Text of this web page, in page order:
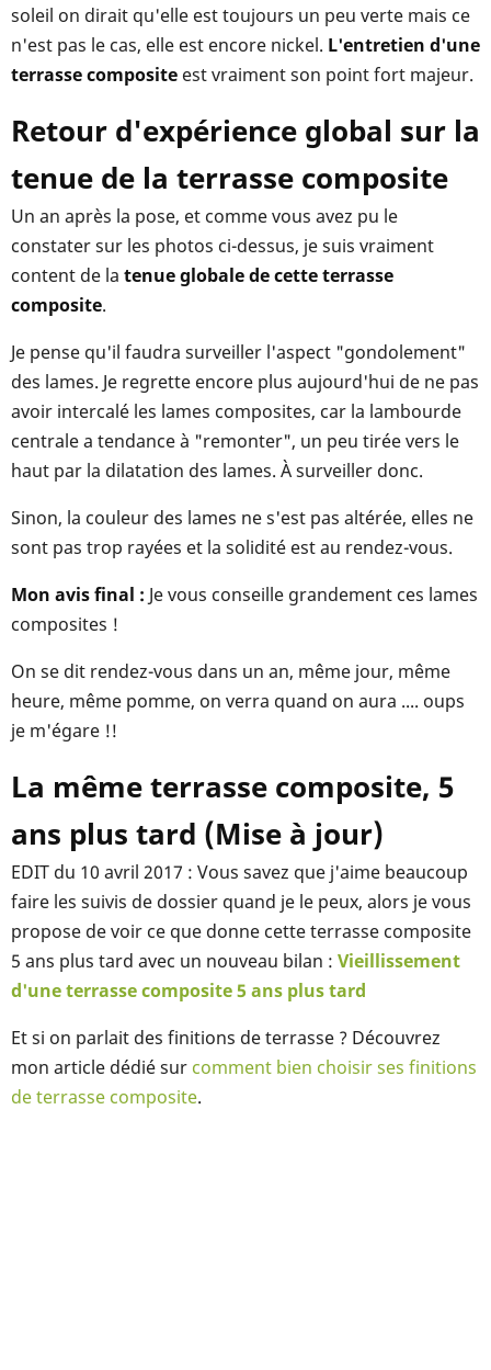
soleil on dirait qu'elle est toujours un peu verte mais ce
n'est pas le cas, elle est encore nickel. L'entretien d'une
terrasse composite est vraiment son point fort majeur.
Retour d'expérience global sur la
tenue de la terrasse composite
Un an après la pose, et comme vous avez pu le
constater sur les photos ci-dessus, je suis vraiment
content de la tenue globale de cette terrasse
composite.
Je pense qu'il faudra surveiller l'aspect "gondolement"
des lames. Je regrette encore plus aujourd'hui de ne pas
avoir intercalé les lames composites, car la lambourde
centrale a tendance à "remonter", un peu tirée vers le
haut par la dilatation des lames. À surveiller donc.
Sinon, la couleur des lames ne s'est pas altérée, elles ne
sont pas trop rayées et la solidité est au rendez-vous.
Mon avis final : Je vous conseille grandement ces lames
composites !
On se dit rendez-vous dans un an, même jour, même
heure, même pomme, on verra quand on aura .... oups
je m'égare !!
La même terrasse composite, 5
ans plus tard (Mise à jour)
EDIT du 10 avril 2017 : Vous savez que j'aime beaucoup
faire les suivis de dossier quand je le peux, alors je vous
propose de voir ce que donne cette terrasse composite
5 ans plus tard avec un nouveau bilan : Vieillissement
d'une terrasse composite 5 ans plus tard
Et si on parlait des finitions de terrasse ? Découvrez
mon article dédié sur comment bien choisir ses finitions
de terrasse composite.